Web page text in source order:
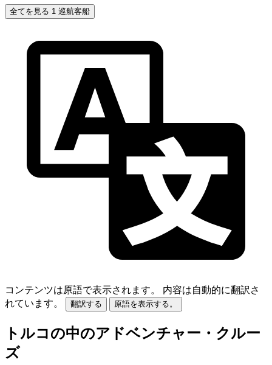
全てを見る 1 巡航客船
コンテンツは原語で表示されます。
内容は自動的に翻訳さ
れています。
翻訳する 原語を表示する。
トルコの中のアドベンチャー・クルー
ズ